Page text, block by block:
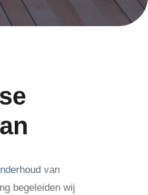
van
begeleiden wij